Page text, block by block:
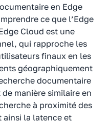
en Edge
ce que l’Edge
Cloud est une
qui rapproche les
finaux en les
géographiquement
documentaire
manière similaire en
à proximité des
la latence et